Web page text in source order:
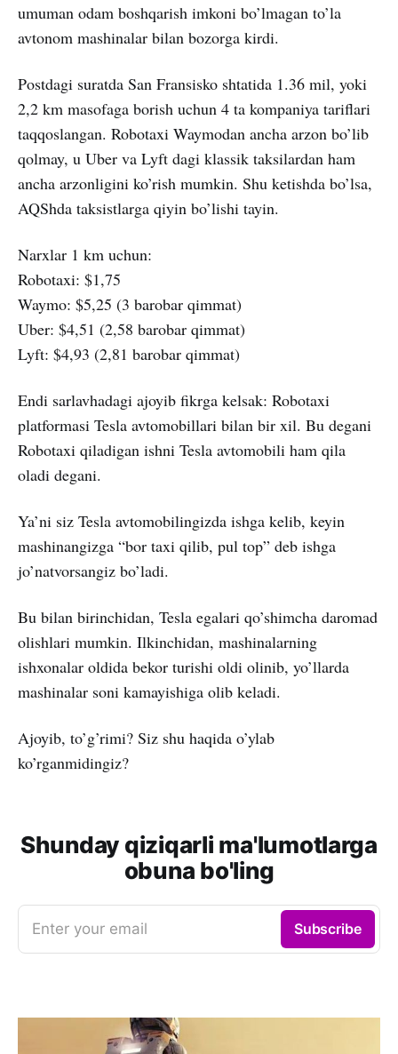
umuman odam boshqarish imkoni bo’lmagan to’la
avtonom mashinalar bilan bozorga kirdi.
Postdagi suratda San Fransisko shtatida 1.36 mil, yoki
2,2 km masofaga borish uchun 4 ta kompaniya tariflari
taqqoslangan. Robotaxi Waymodan ancha arzon bo’lib
qolmay, u Uber va Lyft dagi klassik taksilardan ham
ancha arzonligini ko’rish mumkin. Shu ketishda bo’lsa,
AQShda taksistlarga qiyin bo’lishi tayin.
Narxlar 1 km uchun:
Robotaxi: $1,75
Waymo: $5,25 (3 barobar qimmat)
Uber: $4,51 (2,58 barobar qimmat)
Lyft: $4,93 (2,81 barobar qimmat)
Endi sarlavhadagi ajoyib fikrga kelsak: Robotaxi
platformasi Tesla avtomobillari bilan bir xil. Bu degani
Robotaxi qiladigan ishni Tesla avtomobili ham qila
oladi degani.
Ya’ni siz Tesla avtomobilingizda ishga kelib, keyin
mashinangizga “bor taxi qilib, pul top” deb ishga
jo’natvorsangiz bo’ladi.
Bu bilan birinchidan, Tesla egalari qo’shimcha daromad
olishlari mumkin. Ilkinchidan, mashinalarning
ishxonalar oldida bekor turishi oldi olinib, yo’llarda
mashinalar soni kamayishiga olib keladi.
Ajoyib, to’g’rimi? Siz shu haqida o’ylab
ko’rganmidingiz?
Shunday qiziqarli ma'lumotlarga
obuna bo'ling
Enter your email Subscribe